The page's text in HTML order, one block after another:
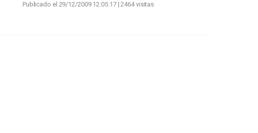
Publicado el 29/12/2009 12:05:17 | 2464 visitas